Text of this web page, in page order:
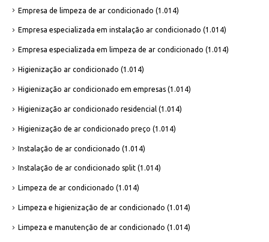
Empresa de limpeza de ar condicionado (1.014)
Empresa especializada em instalação ar condicionado (1.014)
Empresa especializada em limpeza de ar condicionado (1.014)
Higienização ar condicionado (1.014)
Higienização ar condicionado em empresas (1.014)
Higienização ar condicionado residencial (1.014)
Higienização de ar condicionado preço (1.014)
Instalação de ar condicionado (1.014)
Instalação de ar condicionado split (1.014)
Limpeza de ar condicionado (1.014)
Limpeza e higienização de ar condicionado (1.014)
Limpeza e manutenção de ar condicionado (1.014)